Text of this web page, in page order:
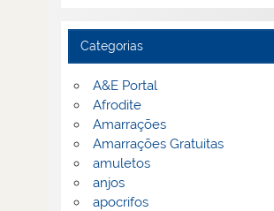
Categorias
A&E Portal
Afrodite
Amarrações
Amarrações Gratuitas
amuletos
anjos
apocrifos